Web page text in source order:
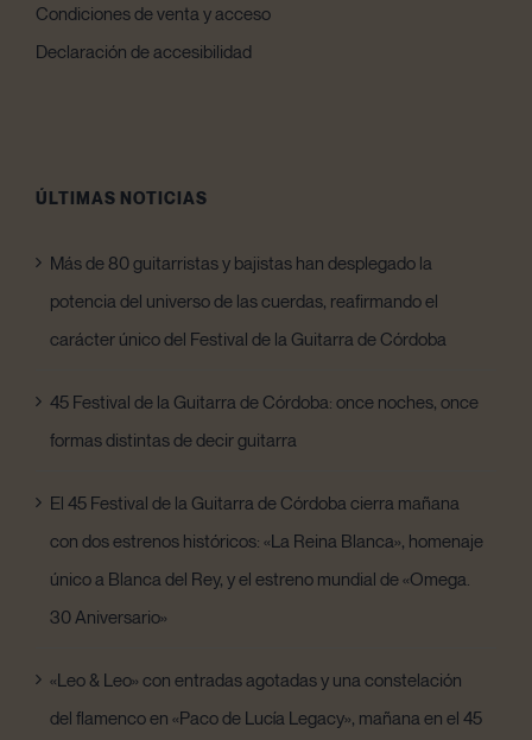
Condiciones de venta y acceso
Declaración de accesibilidad
ÚLTIMAS NOTICIAS
Más de 80 guitarristas y bajistas han desplegado la
potencia del universo de las cuerdas, reafirmando el
carácter único del Festival de la Guitarra de Córdoba
45 Festival de la Guitarra de Córdoba: once noches, once
formas distintas de decir guitarra
El 45 Festival de la Guitarra de Córdoba cierra mañana
con dos estrenos históricos: «La Reina Blanca», homenaje
único a Blanca del Rey, y el estreno mundial de «Omega.
30 Aniversario»
«Leo & Leo» con entradas agotadas y una constelación
del flamenco en «Paco de Lucía Legacy», mañana en el 45